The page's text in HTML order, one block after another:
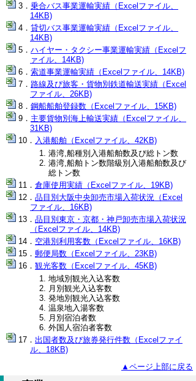
乗合バス事業運輸実績（Excelファイル、
14KB)
貸切バス事業運輸実績（Excelファイル、
14KB)
ハイヤー・タクシー事業運輸実績（Excelフ
ァイル、14KB)
索道事業運輸実績（Excelファイル、14KB)
路線及び旅客・貨物別鉄道輸送実績（Excel
ファイル、26KB)
鋼船船舶登録数（Excelファイル、15KB)
主要貨物別海上輸送実績（Excelファイル、
31KB)
入港船舶（Excelファイル、42KB)
港湾,船種別入港船舶数及び総トン数
港湾,船舶トン数階級別入港船舶数及び
総トン数
倉庫使用実績（Excelファイル、19KB)
品目別大阪中央卸売市場入荷状況（Excel
ファイル、16KB)
品目別東京・京都・神戸卸売市場入荷状況
（Excelファイル、14KB)
空港別利用客数（Excelファイル、16KB)
郵便局数（Excelファイル、23KB)
観光客数（Excelファイル、45KB)
地域別観光入込客数
月別観光入込客数
発地別観光入込客数
温泉地入湯客数
月別宿泊者数
外国人宿泊者客数
出国者数及び旅券発行件数（Excelファイ
ル、18KB)
▲ページ上部に戻る